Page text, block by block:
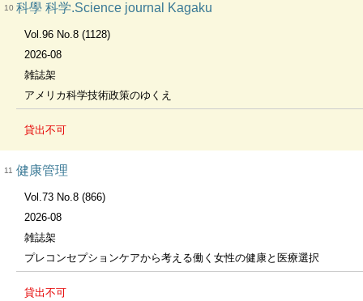
10 科學 科学.Science journal Kagaku
Vol.96 No.8 (1128)
2026-08
雑誌架
アメリカ科学技術政策のゆくえ
貸出不可
11 健康管理
Vol.73 No.8 (866)
2026-08
雑誌架
プレコンセプションケアから考える働く女性の健康と医療選択
貸出不可